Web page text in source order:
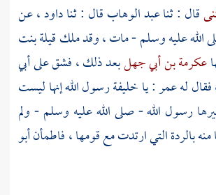
قال : ثناعبد الوهابقال : ثناداود ،عن
الله عليه وسلم - مات ، وقد ملكقيلة بنت
عكرمة بن أبي جهلبعد ذلك ، فشق علىأبي
لهعمر: يا خليفة رسول الله إنها ليست
رسول الله - صلى الله عليه وسلم - ولم
بالردة التي ارتدت مع قومها ، فاطمأنأبو